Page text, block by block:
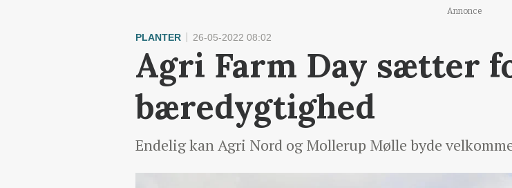
Annonce
PLANTER 26-05-2022 08:02
Agri Farm Day sætter
bæredygtighed
Endelig kan Agri Nord og Mollerup Mølle byde